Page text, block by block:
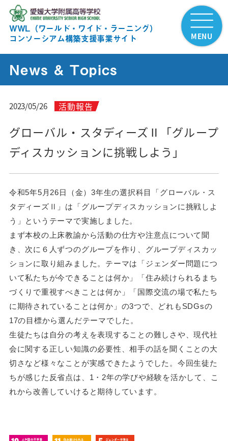
WWL（ワールド・ワイド・ラーニング）
コンソーシアム構築支援事業サイト
MENU
News & Topics
2023/05/26 活動報告
グローバル・スタディーズⅡ「グループ
ディスカッションに挑戦しよう」
令和5年5月26日（金）3年生の選択科目
「グローバル・ス
タディーズⅡ」は「グループディスカッションに挑戦しよ
う」というテーマで実施しました。
まず本校の上床教諭から活動の仕方や注意点について聞
き、次に６人ずつのグループを作り、グループディスカッ
ションに取り組みました。テーマは「ジェンダー問題につ
いて私たちが今できることは何か」「住み続けられるまち
づくりで重視すべきことは何か」「国際交流の場で私たち
に期待されていることは何か」の3つで、どれもSDGsの
17の目標から選んだテーマでした。
生徒たちは自分の考えを表現することの難しさや、現代社
会に関する正しい知識の必要性、相手の話を聞くことの大
切さなど様々なことが実感できたようでした。今回生徒た
ちが感じた反省点は、1・2年の学びや経験を活かして、こ
れから改善していけると期待しています。